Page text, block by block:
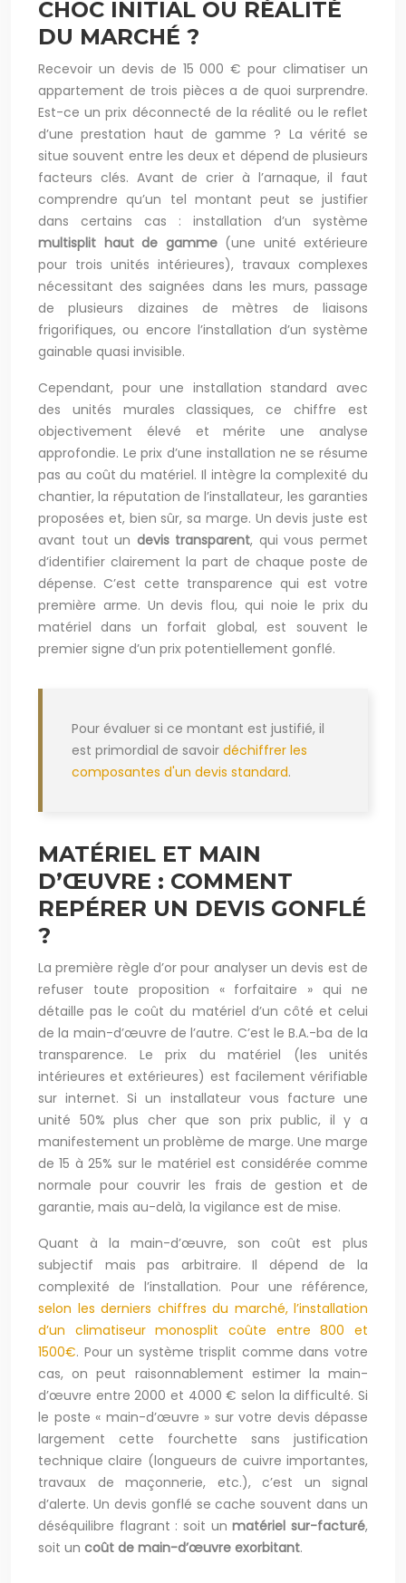
CHOC INITIAL OU RÉALITÉ
DU MARCHÉ ?
Recevoir un devis de 15 000 € pour climatiser un
appartement de trois pièces a de quoi surprendre.
Est-ce un prix déconnecté de la réalité ou le reflet
d’une prestation haut de gamme ? La vérité se
situe souvent entre les deux et dépend de plusieurs
facteurs clés. Avant de crier à l’arnaque, il faut
comprendre qu’un tel montant peut se justifier
dans certains cas : installation d’un système
multisplit haut de gamme(une unité extérieure
pour trois unités intérieures), travaux complexes
nécessitant des saignées dans les murs, passage
de plusieurs dizaines de mètres de liaisons
frigorifiques, ou encore l’installation d’un système
gainable quasi invisible.
Cependant, pour une installation standard avec
des unités murales classiques, ce chiffre est
objectivement élevé et mérite une analyse
approfondie. Le prix d’une installation ne se résume
pas au coût du matériel. Il intègre la complexité du
chantier, la réputation de l’installateur, les garanties
proposées et, bien sûr, sa marge. Un devis juste est
avant tout un devis transparent, qui vous permet
d’identifier clairement la part de chaque poste de
dépense. C’est cette transparence qui est votre
première arme. Un devis flou, qui noie le prix du
matériel dans un forfait global, est souvent le
premier signe d’un prix potentiellement gonflé.
Pour évaluer si ce montant est justifié, il
est primordial de savoir déchiffrer les
composantes d'un devis standard.
MATÉRIEL ET MAIN
D’ŒUVRE : COMMENT
REPÉRER UN DEVIS GONFLÉ
?
La première règle d’or pour analyser un devis est de
refuser toute proposition « forfaitaire » qui ne
détaille pas le coût du matériel d’un côté et celui
de la main-d’œuvre de l’autre. C’est le B.A.-ba de la
transparence. Le prix du matériel (les unités
intérieures et extérieures) est facilement vérifiable
sur internet. Si un installateur vous facture une
unité 50% plus cher que son prix public, il y a
manifestement un problème de marge. Une marge
de 15 à 25% sur le matériel est considérée comme
normale pour couvrir les frais de gestion et de
garantie, mais au-delà, la vigilance est de mise.
Quant à la main-d’œuvre, son coût est plus
subjectif mais pas arbitraire. Il dépend de la
complexité de l’installation. Pour une référence,
selon les derniers chiffres du marché, l’installation
d’un climatiseur monosplit coûte entre 800 et
1500€. Pour un système trisplit comme dans votre
cas, on peut raisonnablement estimer la main-
d’œuvre entre 2000 et 4000 € selon la difficulté. Si
le poste « main-d’œuvre » sur votre devis dépasse
largement cette fourchette sans justification
technique claire (longueurs de cuivre importantes,
travaux de maçonnerie, etc.), c’est un signal
d’alerte. Un devis gonflé se cache souvent dans un
déséquilibre flagrant : soit unmatériel sur-facturé,
soit un coût de main-d’œuvre exorbitant.